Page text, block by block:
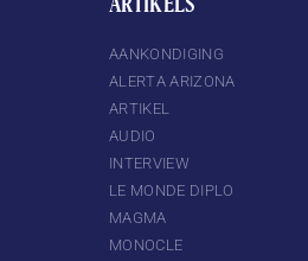
AANKONDIGING
ALERTA ARIZONA
ARTIKEL
AUDIO
INTERVIEW
LE MONDE DIPLO
MAGMA
MONOCLE